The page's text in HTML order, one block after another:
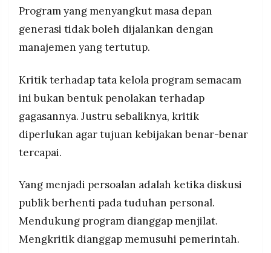
Program yang menyangkut masa depan
generasi tidak boleh dijalankan dengan
manajemen yang tertutup.
Kritik terhadap tata kelola program semacam
ini bukan bentuk penolakan terhadap
gagasannya. Justru sebaliknya, kritik
diperlukan agar tujuan kebijakan benar-benar
tercapai.
Yang menjadi persoalan adalah ketika diskusi
publik berhenti pada tuduhan personal.
Mendukung program dianggap menjilat.
Mengkritik dianggap memusuhi pemerintah.